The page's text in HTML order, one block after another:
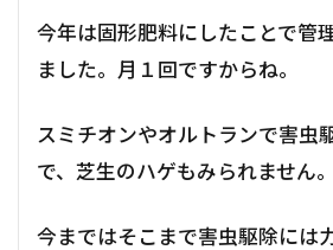
今年は固形肥料にしたことで管
ました。月１回ですからね。
スミチオンやオルトランで害虫
で、芝生のハゲもみられません。
今まではそこまで害虫駆除には